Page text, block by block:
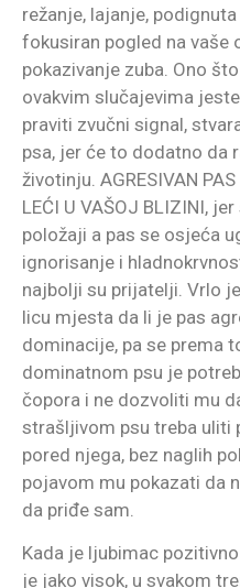
režanje, lajanje,
fokusiran pogled na vaše
pokazivanje zuba. Ono
ovakvim slučajevima
praviti zvučni signal,
psa, jer će to dodatno da
životinju. AGRESIVAN
LEĆI U VAŠOJ BLIZINI,
položaji a pas se osjeća
ignorisanje i
najbolji su prijatelji. Vrlo
licu mjesta da li je pas
dominacije, pa se prema
dominatnom psu je
čopora i ne dozvoliti mu
strašljivom psu treba uliti
pored njega, bez naglih
pojavom mu pokazati da
da priđe sam.
Kada je ljubimac
je jako visok, u svakom